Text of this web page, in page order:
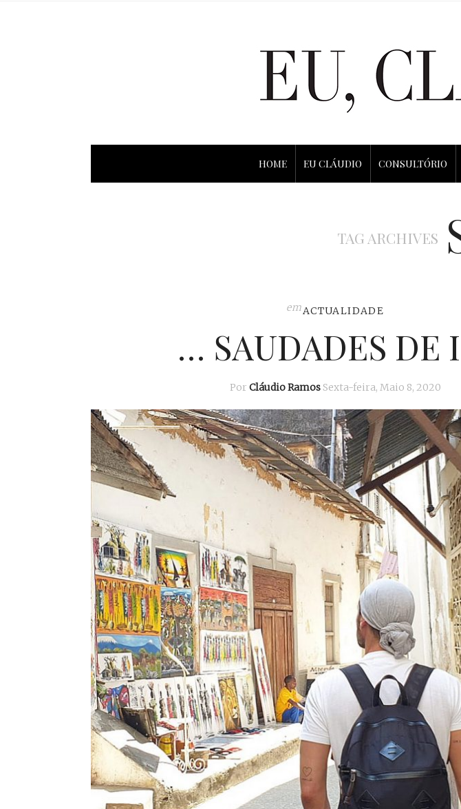
HOME EU CLÁUDIO CONSULTÓRIO
TAG ARCHIVES
emACTUALIDADE
… SAUDADES DE
Por Cláudio Ramos Sexta-feira, Maio 8, 2020